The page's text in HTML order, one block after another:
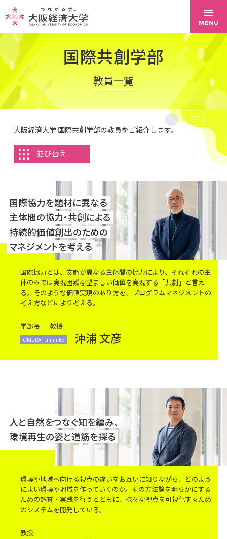
国際共創学部
教員一覧
大阪経済大学 国際共創学部の教員をご紹介します。
並び替え
国際協力を題材に異なる
主体間の協力・共創による
持続的価値創出のための
マネジメントを考える
国際協力とは、文脈が異なる主体間の協力により、それぞれの主
体のみでは実現困難な望ましい価値を実現する「共創」と言え
る。そのような価値実現のあり方を、プログラムマネジメントの
考え方などにより考える。
学部長 ｜ 教授
OKIURA Fumihiko 沖浦 文彦
人と自然をつなぐ知を編み、
環境再生の姿と道筋を探る
環境や地域へ向ける視点の違いをお互いに知りながら、どのよう
によい環境や地域を作っていくのか。その方法論を明らかにする
ための調査・実践を行うとともに、様々な視点を可視化するため
のシステムを開発している。
教授